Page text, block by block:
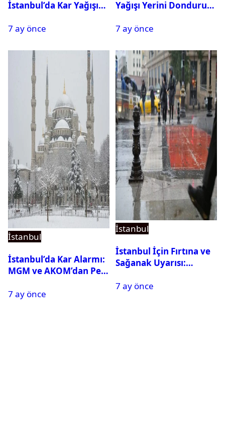
İstanbul’da Kar Yağışı
7 ay önce
Yağışı Yerini Dondurucu
7 ay önce
İstanbul
İstanbul’da Kar Alarmı:
MGM ve AKOM’dan Peş
7 ay önce
İstanbul
İstanbul İçin Fırtına ve
Sağanak Uyarısı:
7 ay önce